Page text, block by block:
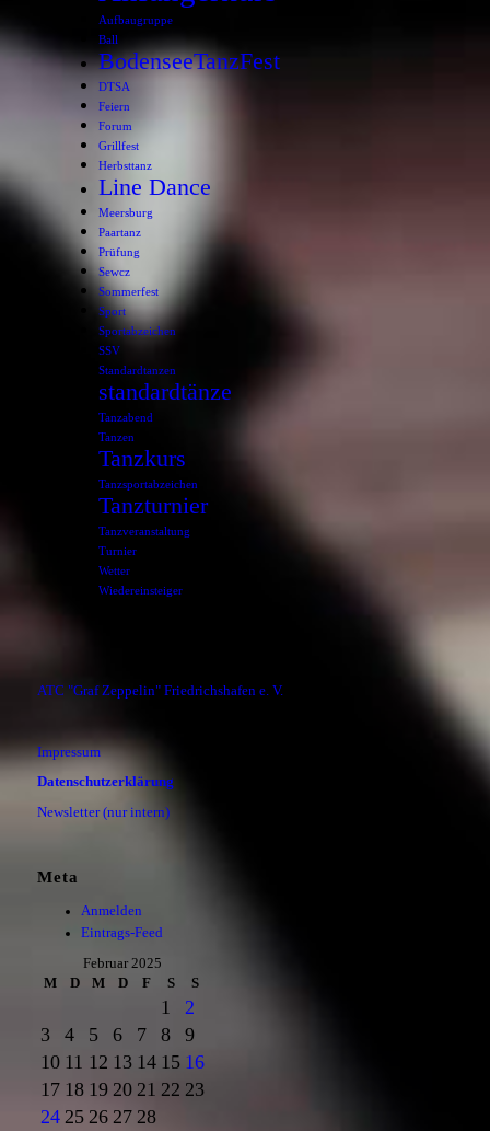
Aufbaugruppe
Ball
BodenseeTanzFest
DTSA
Feiern
Forum
Grillfest
Herbsttanz
Line Dance
Meersburg
Paartanz
Prüfung
Sewcz
Sommerfest
Sport
Sportabzeichen
SSV
Standardtanzen
standardtänze
Tanzabend
Tanzen
Tanzkurs
Tanzsportabzeichen
Tanzturnier
Tanzveranstaltung
Turnier
Wetter
Wiedereinsteiger
ATC "Graf Zeppelin" Friedrichshafen e. V.
Impressum
Datenschutzerklärung
Newsletter (nur intern)
Meta
Anmelden
Eintrags-Feed
Februar 2025
M
D M D F S S
1
2
3
4 5 6 7 8
9
10 11 12 13 14 15 16
17 18 19 20 21 22 23
24 25 26 27 28